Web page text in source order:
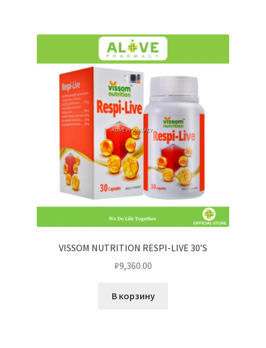
VISSOM NUTRITION RESPI-LIVE 30’S
₽9,360.00
В корзину